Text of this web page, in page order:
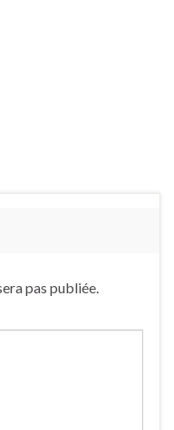
pas publiée.